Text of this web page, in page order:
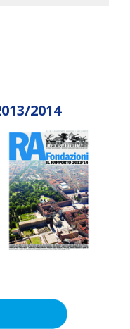
2014